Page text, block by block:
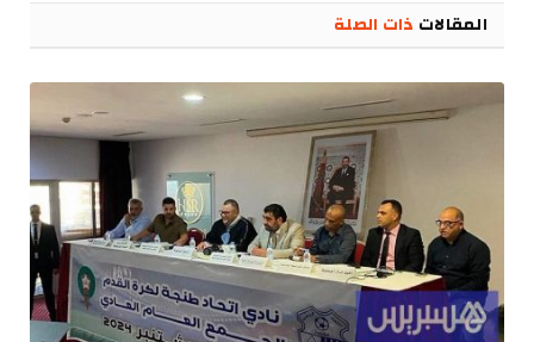
المقالات ذات الصلة